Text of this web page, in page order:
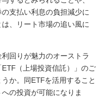
支払い利息の負担減少に
、リート市場の追い風に
回りが魅力のオーストラ
（上場投資信託）」のご
か。同ETFを活用すること
の投資が可能になりま